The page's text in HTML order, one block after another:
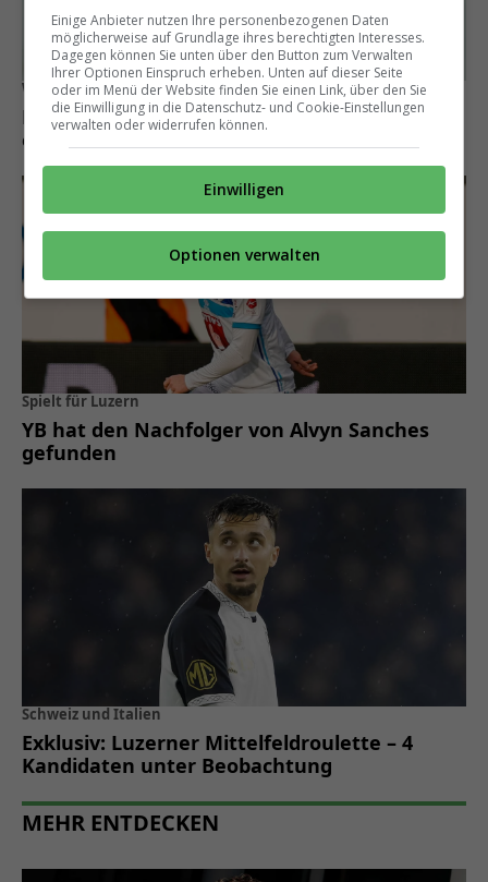
Wechsel perfekt
Luzern-Verteidiger Ismajl Beka wagt bei GC
einen Neuanfang
Spielt für Luzern
YB hat den Nachfolger von Alvyn Sanches
gefunden
Schweiz und Italien
Exklusiv: Luzerner Mittelfeldroulette – 4
Kandidaten unter Beobachtung
MEHR ENTDECKEN
Einige Anbieter nutzen Ihre personenbezogenen Daten
möglicherweise auf Grundlage ihres berechtigten Interesses.
Dagegen können Sie unten über den Button zum Verwalten
Ihrer Optionen Einspruch erheben. Unten auf dieser Seite
oder im Menü der Website finden Sie einen Link, über den Sie
die Einwilligung in die Datenschutz- und Cookie-Einstellungen
verwalten oder widerrufen können.
Einwilligen
Optionen verwalten